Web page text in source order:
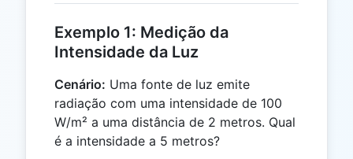
Exemplo 1: Medição da
Intensidade da Luz
Cenário: Uma fonte de luz emite
radiação com uma intensidade de 100
W/m² a uma distância de 2 metros. Qual
é a intensidade a 5 metros?